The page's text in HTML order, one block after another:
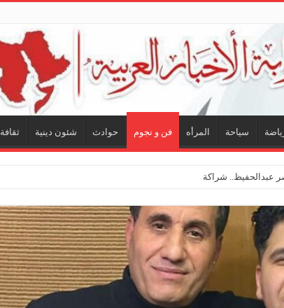
سياحة المرأه فن و نجوم حوادث شئون دينية ثقافة
شراكة فنية ترسم ملامح مستقبل الكليب الغنائي في “